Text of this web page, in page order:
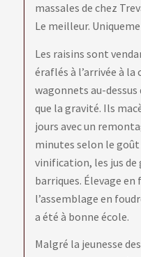
massales de chez
Le meilleur.
Les raisins sont
éraflés à l’arrivée à
wagonnets au-dessus
que la gravité. Ils
jours avec un
minutes selon le goût
vinification, les jus
barriques. Élevage
l’assemblage en
a été à bonne école.
Malgré la jeunesse